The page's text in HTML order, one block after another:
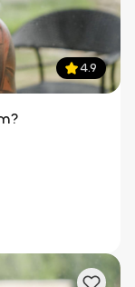
4.9